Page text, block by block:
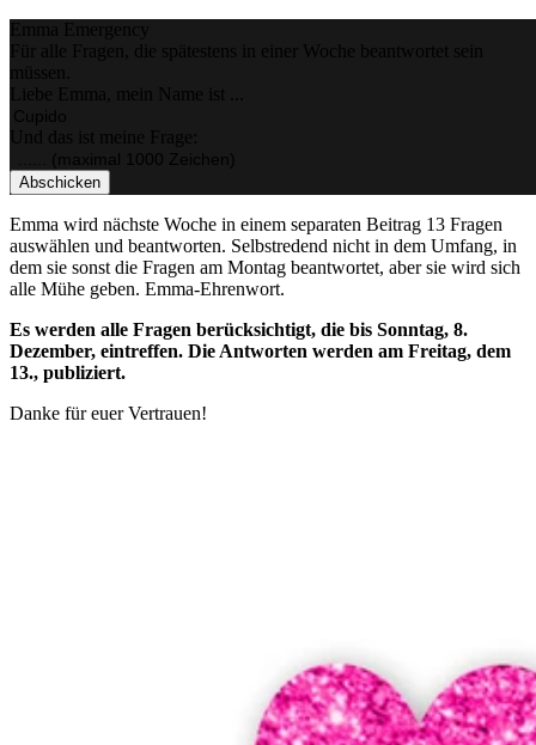
Emma Emergency
Für alle Fragen, die spätestens in einer Woche beantwortet sein
müssen.
Liebe Emma, mein Name ist ...
Und das ist meine Frage:
Abschicken
Emma wird nächste Woche in einem separaten Beitrag 13 Fragen
auswählen und beantworten. Selbstredend nicht in dem Umfang, in
dem sie sonst die Fragen am Montag beantwortet, aber sie wird sich
alle Mühe geben. Emma-Ehrenwort.
Es werden alle Fragen berücksichtigt, die bis Sonntag, 8.
Dezember, eintreffen. Die Antworten werden am Freitag, dem
13., publiziert.
Danke für euer Vertrauen!